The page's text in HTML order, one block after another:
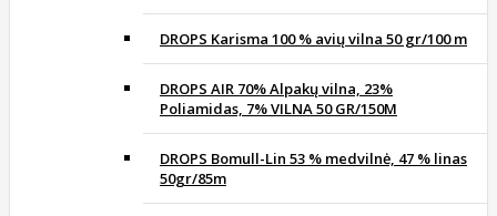
DROPS Karisma 100 % avių vilna 50 gr/100 m
DROPS AIR 70% Alpakų vilna, 23%
Poliamidas, 7% VILNA 50 GR/150M
DROPS Bomull-Lin 53 % medvilnė, 47 % linas
50gr/85m